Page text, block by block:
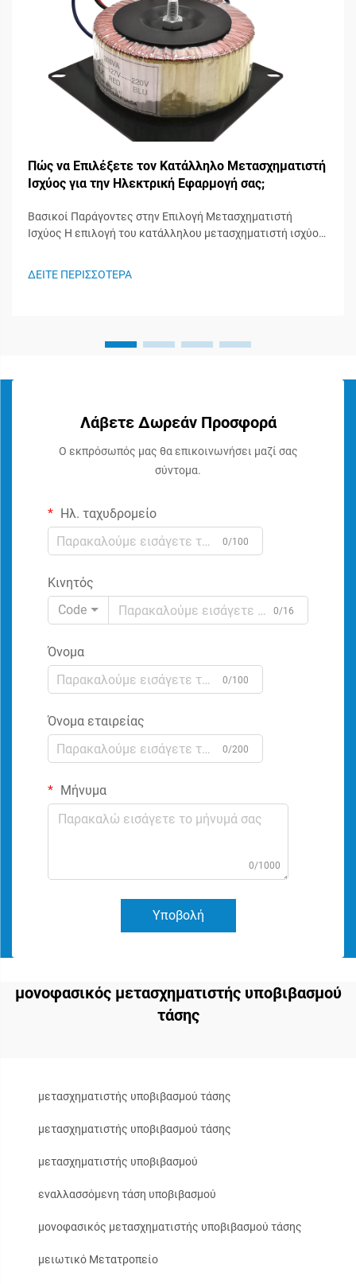
Πώς να Επιλέξετε τον Κατάλληλο Μετασχηματιστή
Ισχύος για την Ηλεκτρική Εφαρμογή σας;
Βασικοί Παράγοντες στην Επιλογή Μετασχηματιστή
Ισχύος Η επιλογή του κατάλληλου μετασχηματιστή ισχύος
ΔΕΙΤΕ ΠΕΡΙΣΣΟΤΕΡΑ
Λάβετε Δωρεάν Προσφορά
Ο εκπρόσωπός μας θα επικοινωνήσει μαζί σας
σύντομα.
Ηλ. ταχυδρομείο
0/100
Κινητός
Code
0/16
Όνομα
0/100
Όνομα εταιρείας
0/200
Μήνυμα
0/1000
Υποβολή
μονοφασικός μετασχηματιστής υποβιβασμού
τάσης
μετασχηματιστής υποβιβασμού τάσης
μετασχηματιστής υποβιβασμού τάσης
μετασχηματιστής υποβιβασμού
εναλλασσόμενη τάση υποβιβασμού
μονοφασικός μετασχηματιστής υποβιβασμού τάσης
μειωτικό Μετατροπείο